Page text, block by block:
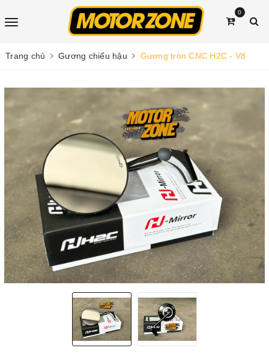
0
Trang chủ Gương chiếu hậu Gương tròn CNC H2C - V8